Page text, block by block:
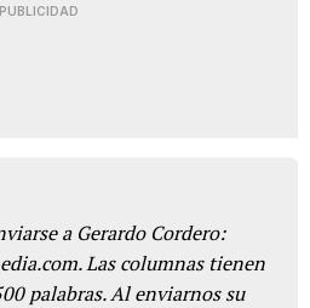
PUBLICIDAD
a Gerardo Cordero:
Las columnas tienen
palabras. Al enviarnos su